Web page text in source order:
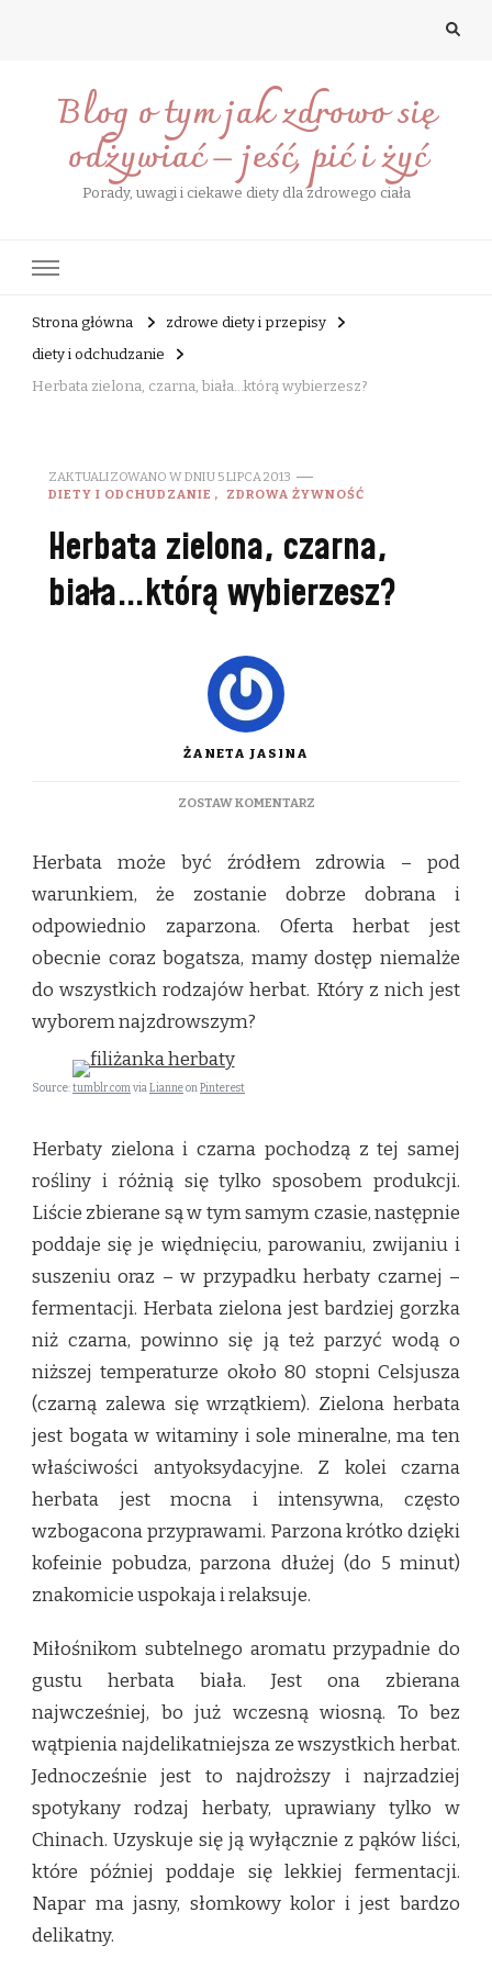
Blog o tym jak zdrowo się
odżywiać – jeść, pić i żyć
Porady, uwagi i ciekawe diety dla zdrowego ciała
Strona główna
zdrowe diety i przepisy
diety i odchudzanie
Herbata zielona, czarna, biała…którą wybierzesz?
ZAKTUALIZOWANO W DNIU 5 LIPCA 2013
DIETY I ODCHUDZANIE
ZDROWA ŻYWNOŚĆ
Herbata zielona, czarna,
biała…którą wybierzesz?
ŻANETA JASINA
ZOSTAW KOMENTARZDO
CZARNA,
KTÓRĄ
WYBIERZESZ?
Herbata może być źródłem zdrowia – pod
warunkiem, że zostanie dobrze dobrana i
odpowiednio zaparzona. Oferta herbat jest
obecnie coraz bogatsza, mamy dostęp niemalże
do wszystkich rodzajów herbat. Który z nich jest
wyborem najzdrowszym?
Source:tumblr.comviaLianneonPinterest
Herbaty zielona i czarna pochodzą z tej samej
rośliny i różnią się tylko sposobem produkcji.
Liście zbierane są w tym samym czasie, następnie
poddaje się je więdnięciu, parowaniu, zwijaniu i
suszeniu oraz – w przypadku herbaty czarnej –
fermentacji. Herbata zielona jest bardziej gorzka
niż czarna, powinno się ją też parzyć wodą o
niższej temperaturze około 80 stopni Celsjusza
(czarną zalewa się wrzątkiem). Zielona herbata
jest bogata w witaminy i sole mineralne, ma ten
właściwości antyoksydacyjne. Z kolei czarna
herbata jest mocna i intensywna, często
wzbogacona przyprawami. Parzona krótko dzięki
kofeinie pobudza, parzona dłużej (do 5 minut)
znakomicie uspokaja i relaksuje.
Miłośnikom subtelnego aromatu przypadnie do
gustu herbata biała. Jest ona zbierana
najwcześniej, bo już wczesną wiosną. To bez
wątpienia najdelikatniejsza ze wszystkich herbat.
Jednocześnie jest to najdroższy i najrzadziej
spotykany rodzaj herbaty, uprawiany tylko w
Chinach. Uzyskuje się ją wyłącznie z pąków liści,
które później poddaje się lekkiej fermentacji.
Napar ma jasny, słomkowy kolor i jest bardzo
delikatny.